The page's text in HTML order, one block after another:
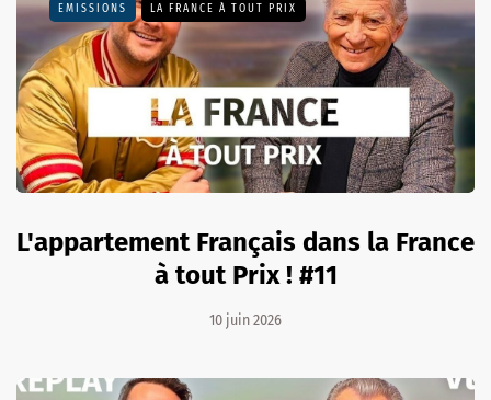
EMISSIONS LA FRANCE À TOUT PRIX
L'appartement Français dans la France
à tout Prix ! #11
10 juin 2026